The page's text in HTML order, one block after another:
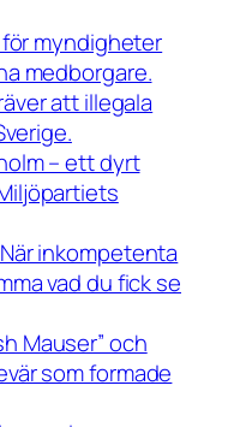
myndigheter
medborgare.
att illegala
– ett dyrt
inkompetenta
vad du fick se
Mauser” och
som formade